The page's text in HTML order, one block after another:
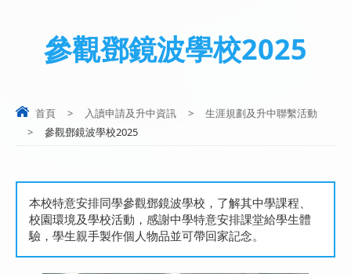
參觀鄧鏡波學校2025
首頁 > 入讀申請及升中資訊 >
生涯規劃及升中聯繫活動
>
參觀鄧鏡波學校2025
本校特意安排同學參觀鄧鏡波學校，了解其中學課程、
校園環境及學校活動，感謝中學特意安排課堂給學生體
驗，學生親手製作個人物品並可帶回家記念。